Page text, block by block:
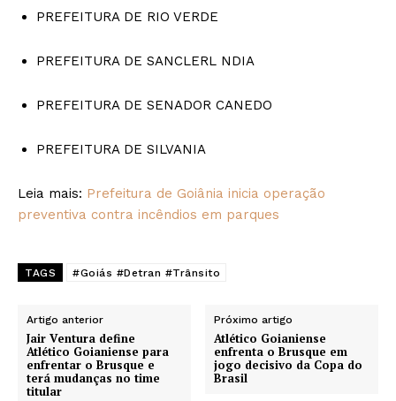
PREFEITURA DE RIO VERDE
PREFEITURA DE SANCLERL NDIA
PREFEITURA DE SENADOR CANEDO
PREFEITURA DE SILVANIA
Leia mais: Prefeitura de Goiânia inicia operação
preventiva contra incêndios em parques
TAGS #Goiás #Detran #Trânsito
Artigo anterior
Jair Ventura define
Atlético Goianiense para
enfrentar o Brusque e
terá mudanças no time
titular
Próximo artigo
Atlético Goianiense
enfrenta o Brusque em
jogo decisivo da Copa do
Brasil